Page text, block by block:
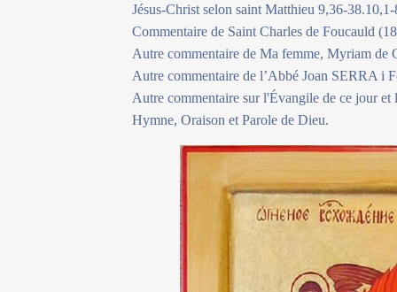
Jésus-Christ selon saint Matthieu 9,36-
Commentaire de Saint Charles de Foucauld
Autre commentaire de Ma femme, Myriam de
Autre commentaire de l’Abbé Joan SERRA i
Autre commentaire sur l'Évangile de ce jour et
Hymne, Oraison et Parole de Dieu.